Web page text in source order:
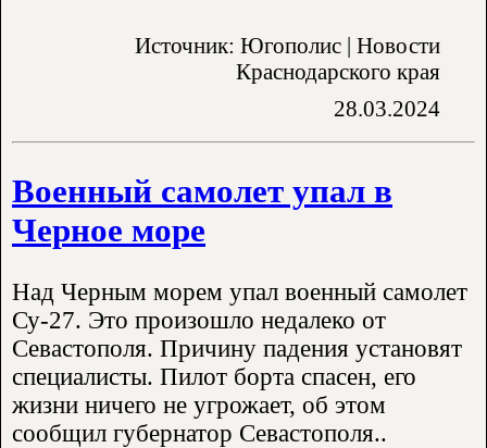
Источник: Югополис | Новости
Краснодарского края
28.03.2024
Военный самолет упал в
Черное море
Над Черным морем упал военный самолет
Су-27. Это произошло недалеко от
Севастополя. Причину падения установят
специалисты. Пилот борта спасен, его
жизни ничего не угрожает, об этом
сообщил губернатор Севастополя..